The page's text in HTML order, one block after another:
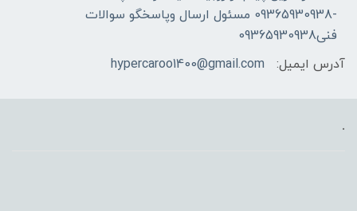
-09365930938 مسئول ارسال وپاسخگو سوالات
فنی09365930938
آدرس ایمیل:
hypercaroo1400@gmail.com
.